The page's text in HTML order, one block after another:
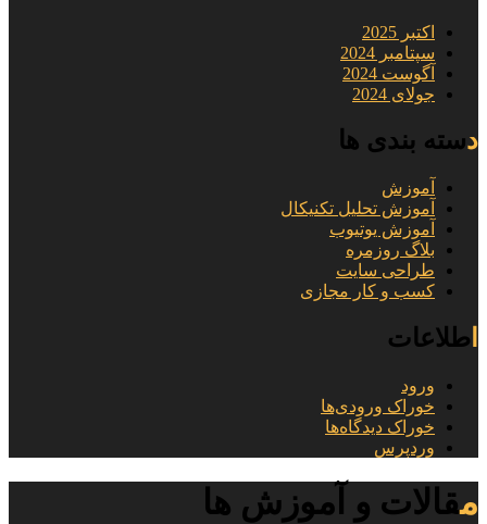
اکتبر 2025
سپتامبر 2024
آگوست 2024
جولای 2024
دسته بندی ها
آموزش
آموزش تحلیل تکنیکال
آموزش یوتیوب
بلاگ روزمره
طراحی سایت
کسب و کار مجازی
اطلاعات
ورود
خوراک ورودی‌ها
خوراک دیدگاه‌ها
وردپرس
مقالات و آموزش ها